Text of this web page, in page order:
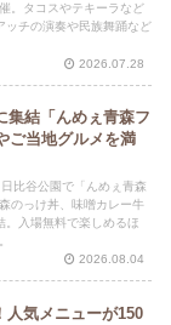
。タコスやテキーラなど
ッチの演奏や民族舞踊など
2026.07.28
集結「んめぇ青森フ
ご当地グルメを満
比谷公園で「んめぇ青森
のっけ丼、味噌カレー牛
。入場無料で楽しめるほ
2026.08.04
人気メニューが150